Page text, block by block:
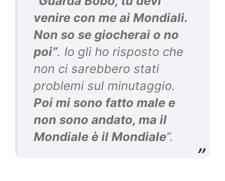
venire con me ai Mondiali.
Non so se giocherai o no
poi”. Io gli ho risposto che
non ci sarebbero stati
problemi sul minutaggio.
Poi mi sono fatto male e
non sono andato, ma il
Mondiale è il Mondiale”.